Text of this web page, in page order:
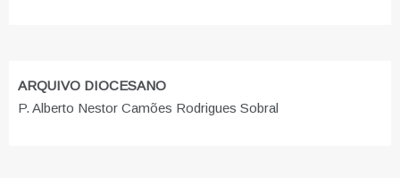
ARQUIVO DIOCESANO
P. Alberto Nestor Camões Rodrigues Sobral